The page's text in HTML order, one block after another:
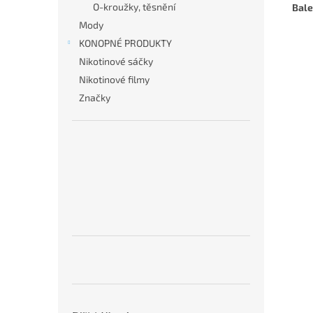
O-kroužky, těsnění
Mody
KONOPNÉ PRODUKTY
Nikotinové sáčky
Nikotinové filmy
Značky